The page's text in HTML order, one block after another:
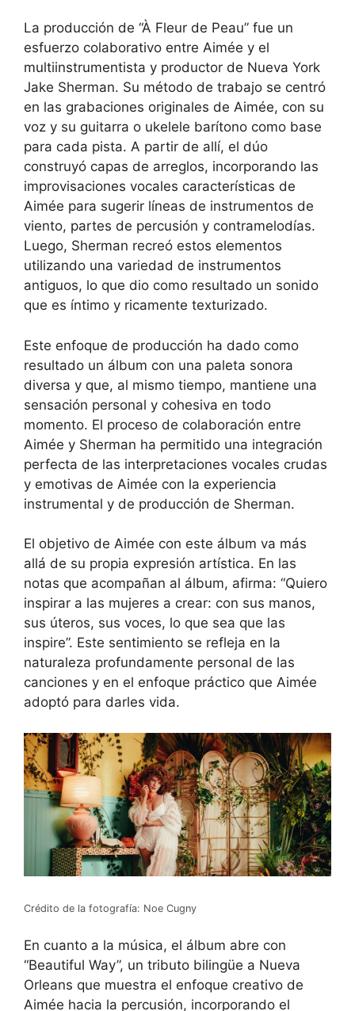
La producción de “À Fleur de Peau” fue un
esfuerzo colaborativo entre Aimée y el
multiinstrumentista y productor de Nueva York
Jake Sherman. Su método de trabajo se centró
en las grabaciones originales de Aimée, con su
voz y su guitarra o ukelele barítono como base
para cada pista. A partir de allí, el dúo
construyó capas de arreglos, incorporando las
improvisaciones vocales características de
Aimée para sugerir líneas de instrumentos de
viento, partes de percusión y contramelodías.
Luego, Sherman recreó estos elementos
utilizando una variedad de instrumentos
antiguos, lo que dio como resultado un sonido
que es íntimo y ricamente texturizado.
Este enfoque de producción ha dado como
resultado un álbum con una paleta sonora
diversa y que, al mismo tiempo, mantiene una
sensación personal y cohesiva en todo
momento. El proceso de colaboración entre
Aimée y Sherman ha permitido una integración
perfecta de las interpretaciones vocales crudas
y emotivas de Aimée con la experiencia
instrumental y de producción de Sherman.
El objetivo de Aimée con este álbum va más
allá de su propia expresión artística. En las
notas que acompañan al álbum, afirma: “Quiero
inspirar a las mujeres a crear: con sus manos,
sus úteros, sus voces, lo que sea que las
inspire”. Este sentimiento se refleja en la
naturaleza profundamente personal de las
canciones y en el enfoque práctico que Aimée
adoptó para darles vida.
Crédito de la fotografía: Noe Cugny
En cuanto a la música, el álbum abre con
“Beautiful Way”, un tributo bilingüe a Nueva
Orleans que muestra el enfoque creativo de
Aimée hacia la percusión, incorporando el